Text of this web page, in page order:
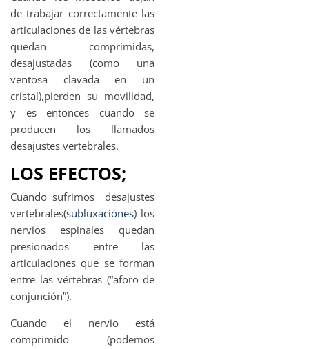
de trabajar correctamente las
articulaciones de las vértebras
quedan comprimidas,
desajustadas (como una
ventosa clavada en un
cristal),pierden su movilidad,
y es entonces cuando se
producen los llamados
desajustes vertebrales.
LOS EFECTOS;
Cuando sufrimos desajustes
vertebrales(subluxaciónes) los
nervios espinales quedan
presionados entre las
articulaciones que se forman
entre las vértebras (“aforo de
conjunción”).
Cuando el nervio está
comprimido (podemos